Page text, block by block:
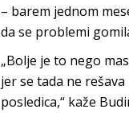
– barem jednom
da se problemi
„Bolje je to nego
jer se tada ne
posledica,“ kaže